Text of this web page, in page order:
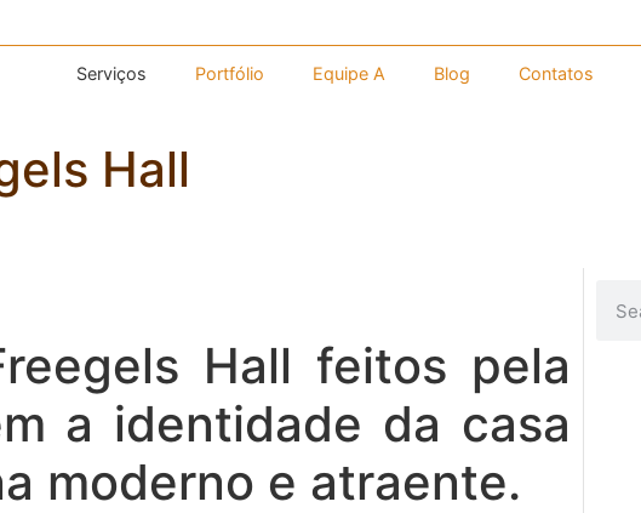
Serviços Portfólio Equipe A Blog Contatos
Hall
Hall feitos pela
a identidade da casa
moderno e atraente.